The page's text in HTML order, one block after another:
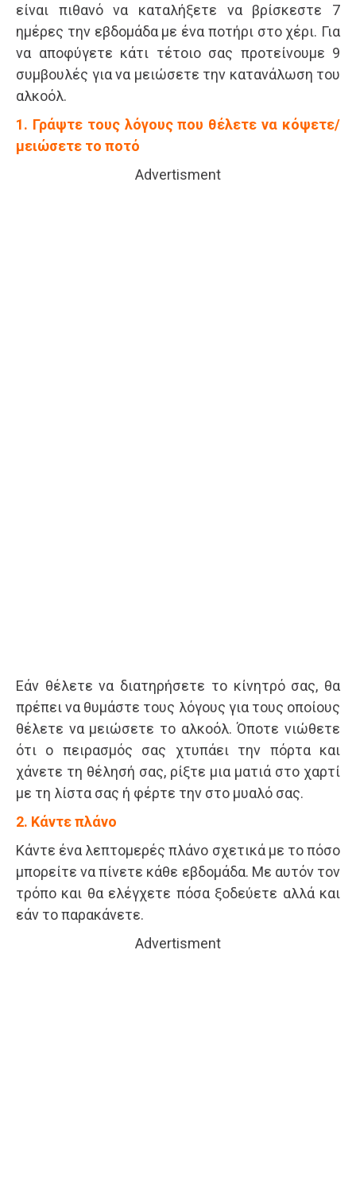
είναι πιθανό να καταλήξετε να βρίσκεστε 7
ημέρες την εβδομάδα με ένα ποτήρι στο χέρι. Για
να αποφύγετε κάτι τέτοιο σας προτείνουμε 9
συμβουλές για να μειώσετε την κατανάλωση του
αλκοόλ.
1. Γράψτε τους λόγους που θέλετε να κόψετε/
μειώσετε το ποτό
Advertisment
Εάν θέλετε να διατηρήσετε το κίνητρό σας, θα
πρέπει να θυμάστε τους λόγους για τους οποίους
θέλετε να μειώσετε το αλκοόλ. Όποτε νιώθετε
ότι ο πειρασμός σας χτυπάει την πόρτα και
χάνετε τη θέλησή σας, ρίξτε μια ματιά στο χαρτί
με τη λίστα σας ή φέρτε την στο μυαλό σας.
2. Κάντε πλάνο
Κάντε ένα λεπτομερές πλάνο σχετικά με το πόσο
μπορείτε να πίνετε κάθε εβδομάδα. Με αυτόν τον
τρόπο και θα ελέγχετε πόσα ξοδεύετε αλλά και
εάν το παρακάνετε.
Advertisment